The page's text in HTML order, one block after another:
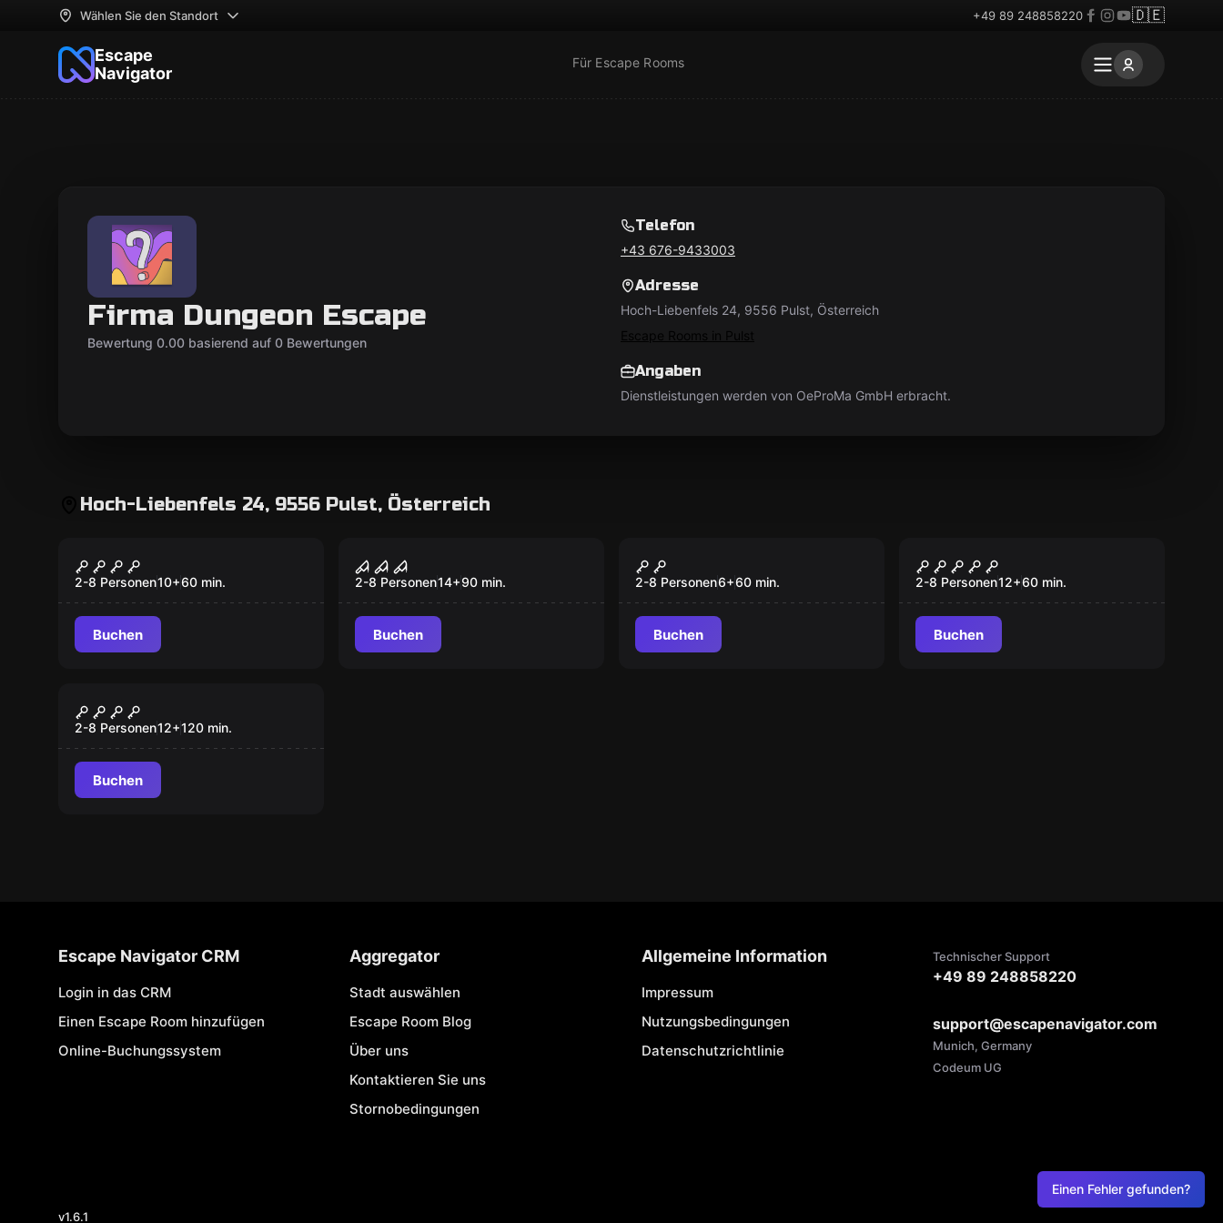
Wählen Sie den Standort +49 89 248858220 🇩🇪
Escape
Navigator
Für Escape Rooms
Firma Dungeon Escape
Bewertung 0.00 basierend auf 0 Bewertungen
Telefon
+43 676-9433003
Adresse
Hoch-Liebenfels 24, 9556 Pulst, Österreich
Escape Rooms in Pulst
Angaben
Dienstleistungen werden von OeProMa GmbH erbracht.
Hoch-Liebenfels 24, 9556 Pulst, Österreich
Kristallschädel
Reloaded
2-8 Personen10+60 min.
Buchen
Der Trank des
Alchemisten
2-8 Personen14+90 min.
Buchen
Das Geheimnis des
Kristallschädels
2-8 Personen6+60 min.
Buchen
Der Schatz des Komturs
2-8 Personen12+60 min.
Buchen
Der Zahn des Drachen
2-8 Personen12+120 min.
Buchen
Einen Fehler gefunden?
Escape Navigator CRM
Login in das CRM
Einen Escape Room hinzufügen
Online-Buchungssystem
Aggregator
Stadt auswählen
Escape Room Blog
Über uns
Kontaktieren Sie uns
Stornobedingungen
Allgemeine Information
Impressum
Nutzungsbedingungen
Datenschutzrichtlinie
Technischer Support
+49 89 248858220
support@escapenavigator.com
Munich, Germany
Codeum UG
v1.6.1